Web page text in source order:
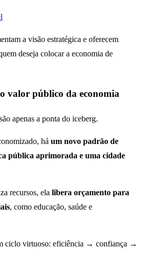
a visão estratégica e oferecem
deseja colocar a economia de
valor público da economia
apenas a ponta do iceberg.
há um novo padrão de
pública aprimorada e uma cidade
recursos, ela libera orçamento para
, como educação, saúde e
ciclo virtuoso: eficiência → confiança →